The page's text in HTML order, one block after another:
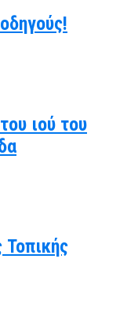
ιού του
Τοπικής